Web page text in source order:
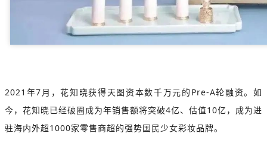
2021年7月，花知晓获得天图资本数千万元的Pre-A轮融资。如
今，花知晓已经破圈成为年销售额将突破4亿、估值10亿，成为进
驻海内外超1000家零售商超的强势国民少女彩妆品牌。